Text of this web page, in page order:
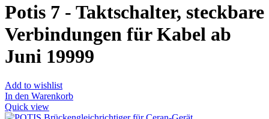
Potis 7 - Taktschalter, steckbare
Verbindungen für Kabel ab
Juni 19999
Add to wishlist
In den Warenkorb
Quick view